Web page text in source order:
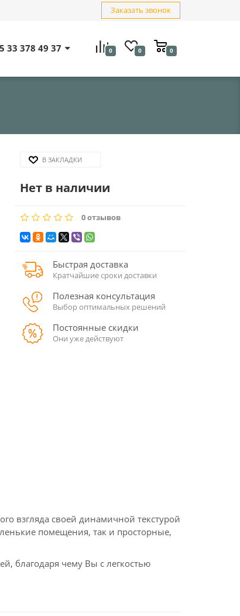
Заказать звонок
33 378 49 37 0 0 0
В ЗАКЛАДКИ
Нет в наличии
0 отзывов
Быстрая доставка
Кратчайшие сроки доставки
Полезная консультация
Выбор оптимальных решений
Постоянные скидки
Они уже действуют
взгляда своей динамичной текстурой
помещения, так и просторные,
благодаря чему Вы с легкостью